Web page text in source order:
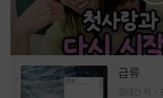
급류
정대건 저